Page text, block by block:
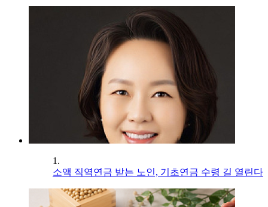
1.
소액 직역연금 받는 노인, 기초연금 수령 길 열린다